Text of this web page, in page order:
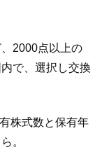
2000点以上の
で、選択し交換
株式数と保有年
。